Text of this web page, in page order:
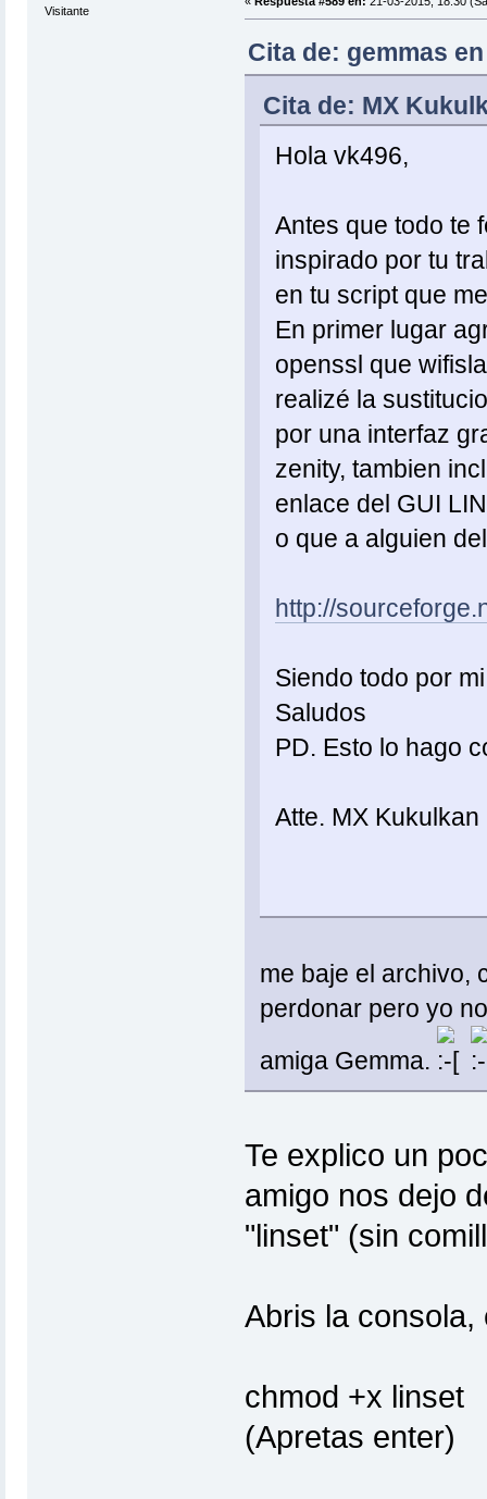
Visitante
Cita de: gemmas
Cita de: MX
Hola vk496,
Antes que todo te
inspirado por tu
en tu script que
En primer lugar
openssl que
realizé la
por una interfaz
zenity, tambien
enlace del GUI
o que a alguien
http://
Siendo todo por
Saludos
PD. Esto lo hago
Atte. MX Kukulkan
me baje el archivo,
perdonar pero yo
amiga Gemma.
Te explico un
amigo nos dejo
"linset" (sin
Abris la consola,
chmod +x linset
(Apretas enter)